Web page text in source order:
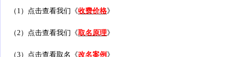
（1）点击查看我们《收费价格》
（2）点击查看我们《取名原理》
（3）点击查看取名《改名案例 》